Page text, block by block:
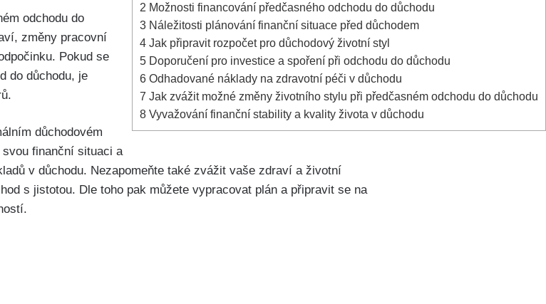
2 Možnosti financování předčasného odchodu do důchodu
3 Náležitosti plánování ‌finanční situace před důchodem
4 Jak připravit rozpočet pro důchodový životní styl
5 Doporučení pro investice‍ a spoření při odchodu do⁢ důchodu
6 Odhadované náklady na ​zdravotní péči v důchodu
7 Jak zvážit možné změny životního stylu při předčasném⁤ odchodu do důchodu
8 Vyvažování finanční stability a kvality života v důchodu
⁤odchodu do
změny pracovní
Pokud se
do důchodu, je
důchodovém
finanční situaci a
v důchodu. Nezapomeňte také​ zvážit vaše zdraví a životní
s jistotou. Dle toho pak můžete‌ vypracovat⁣ plán a připravit se na